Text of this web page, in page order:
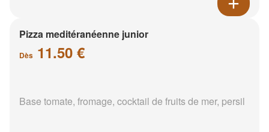
Pizza meditéranéenne junior
Dès 11.50 €
Base tomate, fromage, cocktail de fruits de mer, persil